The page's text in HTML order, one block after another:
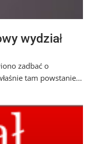
wydział
zadbać o
tam powstanie...